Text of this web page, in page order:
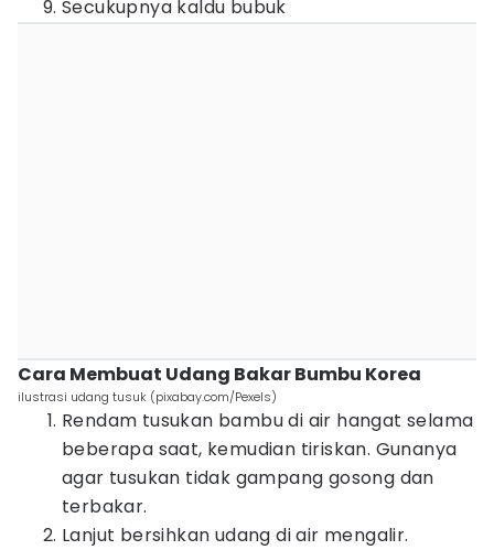
Secukupnya kaldu bubuk
Cara Membuat Udang Bakar Bumbu Korea
ilustrasi udang tusuk (pixabay.com/Pexels)
Rendam tusukan bambu di air hangat selama
beberapa saat, kemudian tiriskan. Gunanya
agar tusukan tidak gampang gosong dan
terbakar.
Lanjut bersihkan udang di air mengalir.